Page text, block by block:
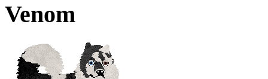
Venom